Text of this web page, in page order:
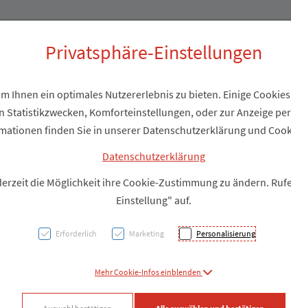
6st
PZN: 3209462
Privatsphäre-Einstellungen
Ihnen ein optimales Nutzererlebnis zu bieten. Einige
Statistikzwecken, Komforteinstellungen, oder zur Anzeige
finden Sie in unserer Datenschutzerklärung und
Datenschutzerklärung
die Möglichkeit ihre Cookie-Zustimmung zu ändern.
Einstellung" auf.
Erforderlich Marketing Personalisierung
Mehr Cookie-Infos einblenden